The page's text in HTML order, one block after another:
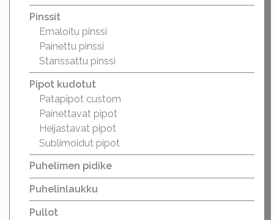
Pinssit
Emaloitu pinssi
Painettu pinssi
Stanssattu pinssi
Pipot kudotut
Patapipot custom
Painettavat pipot
Heijastavat pipot
Sublimoidut pipot
Puhelimen pidike
Puhelinlaukku
Pullot